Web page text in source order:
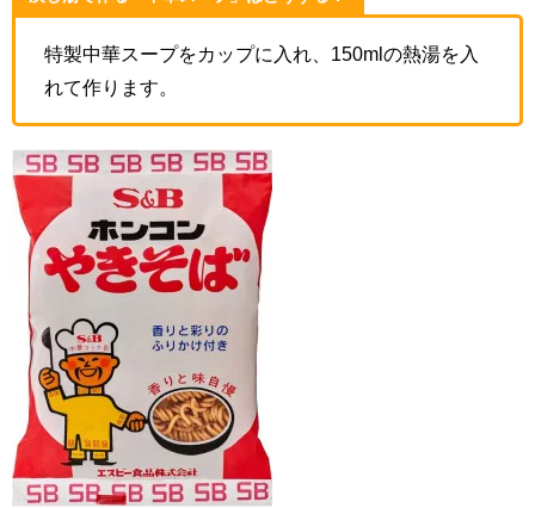
特製中華スープをカップに入れ、150mlの熱湯を入
れて作ります。